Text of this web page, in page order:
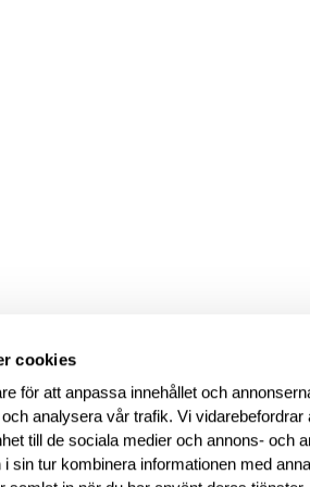
cookies
för att anpassa innehållet och
analysera vår trafik. Vi
till de sociala medier och annons- och
sin tur kombinera informationen med